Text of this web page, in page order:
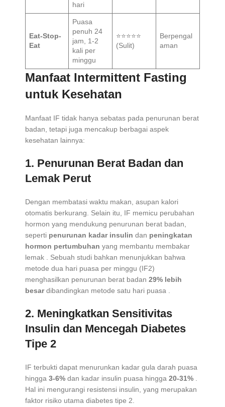
hari
Eat-Stop-
Eat
Puasa
penuh 24
jam, 1-2
kali per
minggu
⭐⭐⭐⭐⭐
(Sulit)
Berpengal
aman
Manfaat Intermittent Fasting
untuk Kesehatan
Manfaat IF tidak hanya sebatas pada penurunan berat
badan, tetapi juga mencakup berbagai aspek
kesehatan lainnya:
1. Penurunan Berat Badan dan
Lemak Perut
Dengan membatasi waktu makan, asupan kalori
otomatis berkurang. Selain itu, IF memicu perubahan
hormon yang mendukung penurunan berat badan,
seperti penurunan kadar insulin dan peningkatan
hormon pertumbuhan yang membantu membakar
lemak
. Sebuah studi bahkan menunjukkan bahwa
metode dua hari puasa per minggu (IF2)
menghasilkan penurunan berat badan 29% lebih
besardibandingkan metode satu hari puasa
2. Meningkatkan Sensitivitas
Insulin dan Mencegah Diabetes
Tipe 2
IF terbukti dapat menurunkan kadar gula darah puasa
hingga 3-6% dan kadar insulin puasa hingga 20-31%
Hal ini mengurangi resistensi insulin, yang merupakan
faktor risiko utama diabetes tipe 2.